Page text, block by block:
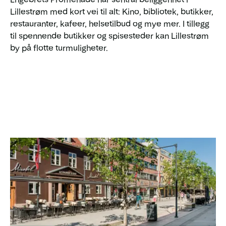
Lillestrøm med kort vei til alt: Kino, bibliotek, butikker,
restauranter, kafeer, helsetilbud og mye mer. I tillegg
til spennende butikker og spisesteder kan Lillestrøm
by på flotte turmuligheter.